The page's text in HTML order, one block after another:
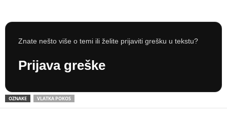
Znate nešto više o temi ili želite prijaviti grešku u tekstu?
Prijava greške
OZNAKE VLATKA POKOS